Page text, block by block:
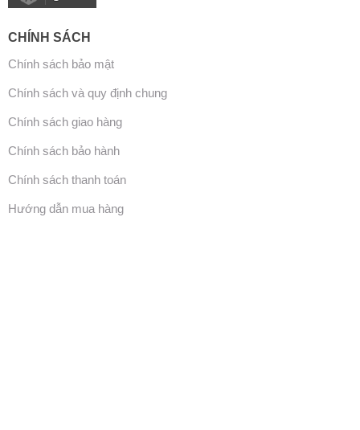
CHÍNH SÁCH
Chính sách bảo mật
Chính sách và quy định chung
Chính sách giao hàng
Chính sách bảo hành
Chính sách thanh toán
Hướng dẫn mua hàng